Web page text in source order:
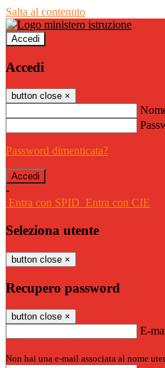
Salta al contenuto
Accedi
Accedi
button close ×
Password dimenticata?
-
Entra con SPID Entra con CIE
Seleziona utente
button close ×
Recupero password
button close ×
E-
Non hai una e-mail associata al nome